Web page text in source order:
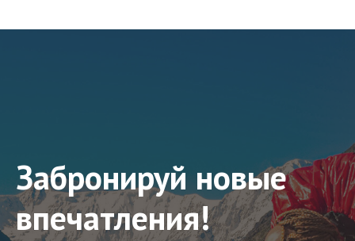
Забронируй новые
впечатления!